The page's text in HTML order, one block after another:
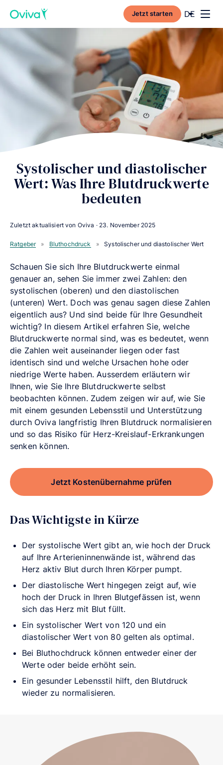
Jetzt starten Current
DE
Systolischer und diastolischer
Wert: Was Ihre Blutdruckwerte
bedeuten
Zuletzt aktualisiert von Oviva · 23. November 2025
Ratgeber » Bluthochdruck » Systolischer und diastolischer Wert
Schauen Sie sich Ihre Blutdruckwerte einmal
genauer an, sehen Sie immer zwei Zahlen: den
systolischen (oberen) und den diastolischen
(unteren) Wert. Doch was genau sagen diese Zahlen
eigentlich aus? Und sind beide für Ihre Gesundheit
wichtig? In diesem Artikel erfahren Sie, welche
Blutdruckwerte normal sind, was es bedeutet, wenn
die Zahlen weit auseinander liegen oder fast
identisch sind und welche Ursachen hohe oder
niedrige Werte haben. Ausserdem erläutern wir
Ihnen, wie Sie Ihre Blutdruckwerte selbst
beobachten können. Zudem zeigen wir auf, wie Sie
mit einem gesunden Lebensstil und Unterstützung
durch Oviva langfristig Ihren Blutdruck normalisieren
und so das Risiko für Herz-Kreislauf-Erkrankungen
senken können.
Jetzt Kostenübernahme prüfen
Das Wichtigste in Kürze
Der systolische Wert gibt an, wie hoch der Druck
auf Ihre Arterieninnenwände ist, während das
Herz aktiv Blut durch Ihren Körper pumpt.
Der diastolische Wert hingegen zeigt auf, wie
hoch der Druck in Ihren Blutgefässen ist, wenn
sich das Herz mit Blut füllt.
Ein systolischer Wert von 120 und ein
diastolischer Wert von 80 gelten als optimal.
Bei Bluthochdruck können entweder einer der
Werte oder beide erhöht sein.
Ein gesunder Lebensstil hilft, den Blutdruck
wieder zu normalisieren.